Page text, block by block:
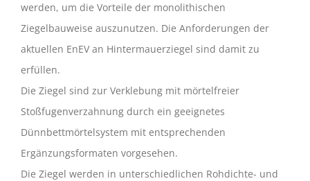
werden, um die Vorteile der monolithischen
Ziegelbauweise auszunutzen. Die Anforderungen der
aktuellen EnEV an Hintermauerziegel sind damit zu
erfüllen.
Die Ziegel sind zur Verklebung mit mörtelfreier
Stoßfugenverzahnung durch ein geeignetes
Dünnbettmörtelsystem mit entsprechenden
Ergänzungsformaten vorgesehen.
Die Ziegel werden in unterschiedlichen Rohdichte- und